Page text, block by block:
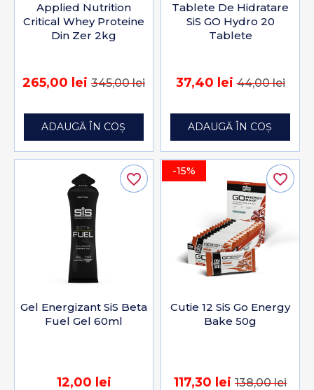
Applied Nutrition
Critical Whey Proteine
Din Zer 2kg
265,00 lei 345,00 lei
ADAUGĂ ÎN COȘ
Tablete De Hidratare
SiS GO Hydro 20
Tablete
37,40 lei44,00 lei
ADAUGĂ ÎN COȘ
Gel Energizant SiS Beta
Fuel Gel 60ml
12,00 lei
favorite_border -15%
Cutie 12 SiS Go Energy
Bake 50g
117,30 lei 138,00 lei
favorite_border